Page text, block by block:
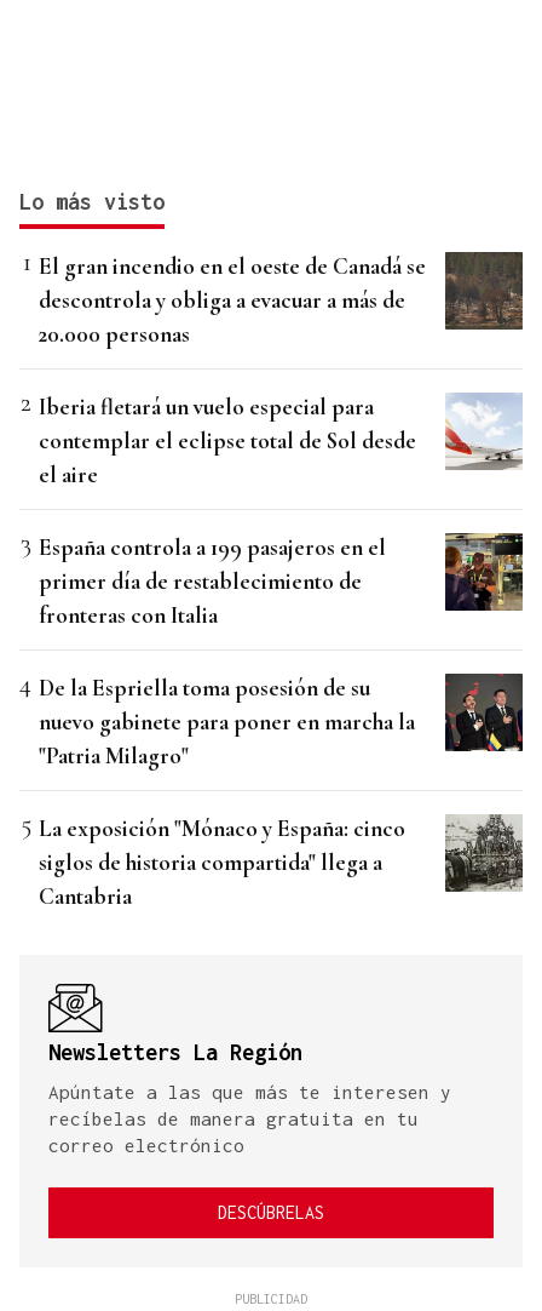
Lo más visto
El gran incendio en el oeste de Canadá se
descontrola y obliga a evacuar a más de
20.000 personas
Iberia fletará un vuelo especial para
contemplar el eclipse total de Sol desde
el aire
España controla a 199 pasajeros en el
primer día de restablecimiento de
fronteras con Italia
De la Espriella toma posesión de su
nuevo gabinete para poner en marcha la
"Patria Milagro"
La exposición "Mónaco y España: cinco
siglos de historia compartida" llega a
Cantabria
Newsletters La Región
Apúntate a las que más te interesen y
recíbelas de manera gratuita en tu
correo electrónico
DESCÚBRELAS